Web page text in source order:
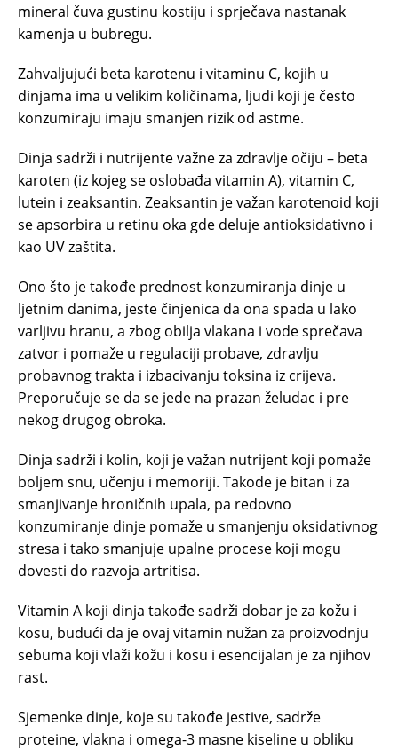
mineral čuva gustinu kostiju i sprječava nastanak
kamenja u bubregu.
Zahvaljujući beta karotenu i vitaminu C, kojih u
dinjama ima u velikim količinama, ljudi koji je često
konzumiraju imaju smanjen rizik od astme.
Dinja sadrži i nutrijente važne za zdravlje očiju – beta
karoten (iz kojeg se oslobađa vitamin A), vitamin C,
lutein i zeaksantin. Zeaksantin je važan karotenoid koji
se apsorbira u retinu oka gde deluje antioksidativno i
kao UV zaštita.
Ono što je takođe prednost konzumiranja dinje u
ljetnim danima, jeste činjenica da ona spada u lako
varljivu hranu, a zbog obilja vlakana i vode sprečava
zatvor i pomaže u regulaciji probave, zdravlju
probavnog trakta i izbacivanju toksina iz crijeva.
Preporučuje se da se jede na prazan želudac i pre
nekog drugog obroka.
Dinja sadrži i kolin, koji je važan nutrijent koji pomaže
boljem snu, učenju i memoriji. Takođe je bitan i za
smanjivanje hroničnih upala, pa redovno
konzumiranje dinje pomaže u smanjenju oksidativnog
stresa i tako smanjuje upalne procese koji mogu
dovesti do razvoja artritisa.
Vitamin A koji dinja takođe sadrži dobar je za kožu i
kosu, budući da je ovaj vitamin nužan za proizvodnju
sebuma koji vlaži kožu i kosu i esencijalan je za njihov
rast.
Sjemenke dinje, koje su takođe jestive, sadrže
proteine, vlakna i omega-3 masne kiseline u obliku